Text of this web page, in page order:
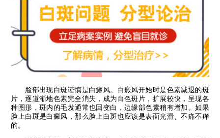
脸部出现白斑谨慎是白癜风。白癜风开始时是色素减退的斑
片，逐道渐地色素完全消失，成为白色斑片，扩展较快，呈现各
种图形，斑内的毛发通常也回变白，边缘部色素稍有增加。如果
脸上白斑是白癜风，那么脸上白斑也应该是表面光滑、不痛不痒
的。